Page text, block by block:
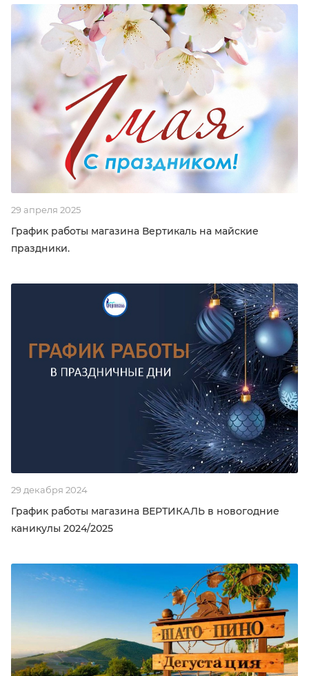
29 апреля 2025
График работы магазина Вертикаль на майские
праздники.
29 декабря 2024
График работы магазина ВЕРТИКАЛЬ в новогодние
каникулы 2024/2025